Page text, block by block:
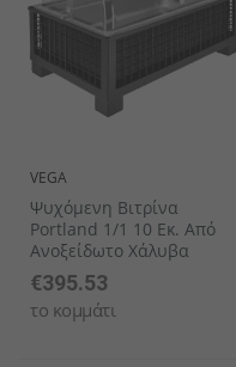
VEGA
Ψυχόμενη Βιτρίνα
Portland 1/1 10 Εκ. Από
Ανοξείδωτο Χάλυβα
€395.53
το κομμάτι